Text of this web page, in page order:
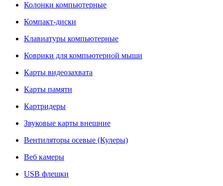
Колонки компьютерные
Компакт-диски
Клавиатуры компьютерные
Коврики для компьютерной мыши
Карты видеозахвата
Карты памяти
Картридеры
Звуковые карты внешние
Вентиляторы осевые (Кулеры)
Веб камеры
USB флешки